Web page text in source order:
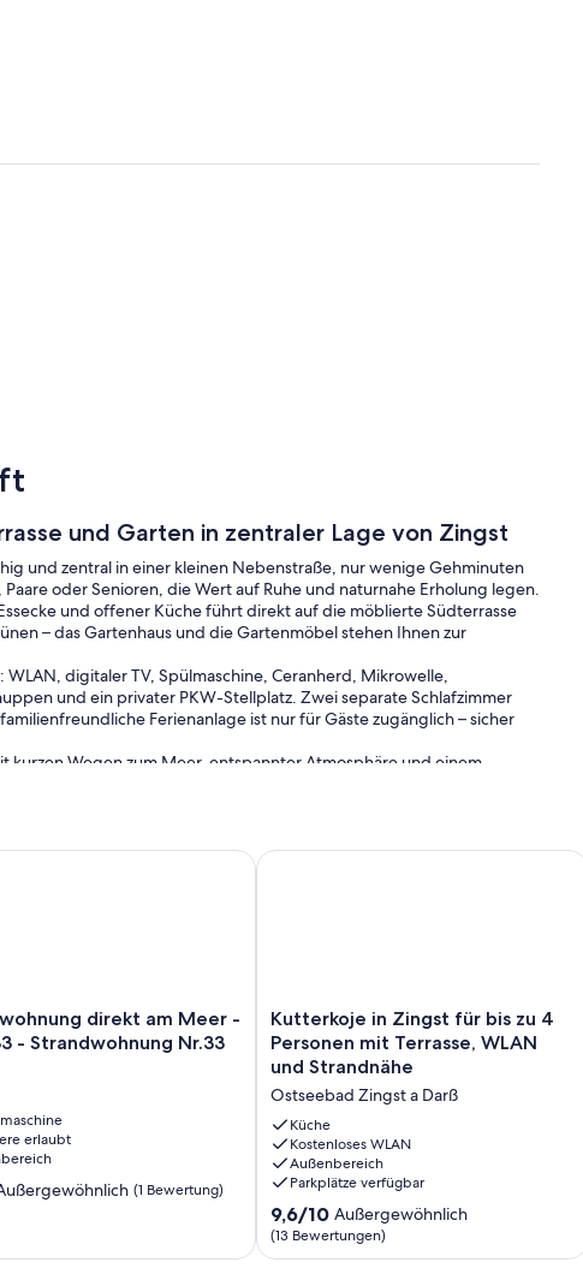
und Garten in zentraler Lage von Zingst
und zentral in einer kleinen Nebenstraße, nur wenige Gehminuten
oder Senioren, die Wert auf Ruhe und naturnahe Erholung legen.
und offener Küche führt direkt auf die möblierte Südterrasse
– das Gartenhaus und die Gartenmöbel stehen Ihnen zur
digitaler TV, Spülmaschine, Ceranherd, Mikrowelle,
und ein privater PKW-Stellplatz. Zwei separate Schlafzimmer
Ferienanlage ist nur für Gäste zugänglich – sicher
kurzen Wegen zum Meer, entspannter Atmosphäre und einem
Strand in Toplage für 4 Personen
direkt am Meer -
- Strandwohnung Nr.33
erlaubt
(1 Bewertung)
direkt am Meer - Whg. 33 - Strandwohnung Nr.33
Kutterkoje
in
Zingst
bis
zu
4
Personen
mit
Terrasse,
WLAN
und
Kutterkoje in Zingst für bis zu 4
Personen mit Terrasse, WLAN
und Strandnähe
Ostseebad Zingst a Darß
Küche
Kostenloses WLAN
Außenbereich
Parkplätze verfügbar
9.6
von
10,
9,6/10 Außergewöhnlich
(13 Bewertungen)
Kutterkoje in Zingst für bis zu 4